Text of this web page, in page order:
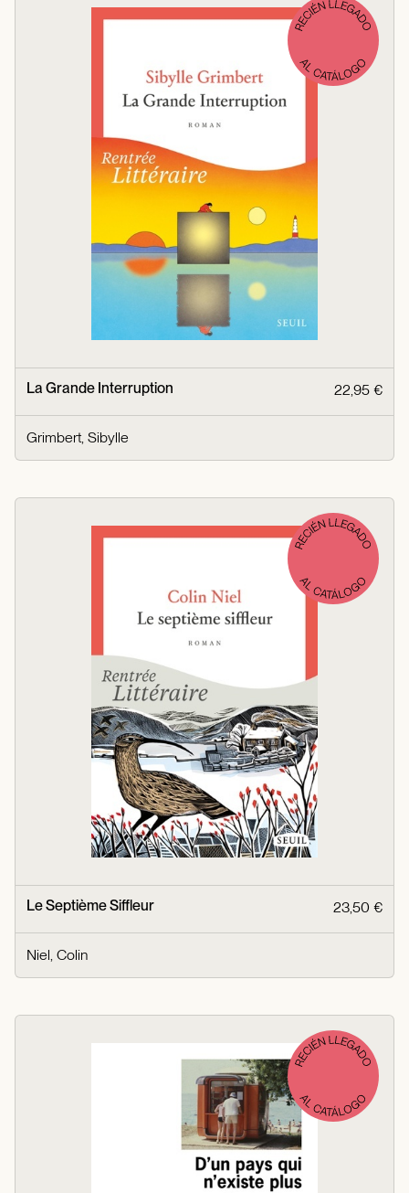
La Grande Interruption 22,95 €
Grimbert, Sibylle
Le Septième Siffleur 23,50 €
Niel, Colin